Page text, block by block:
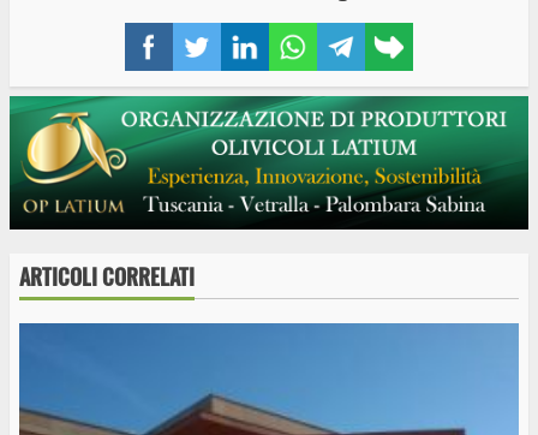
FacebookTwitterLinkedInWhatsAppTelegram
link
ARTICOLI CORRELATI